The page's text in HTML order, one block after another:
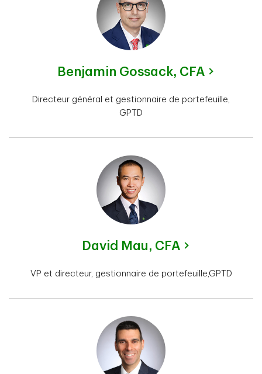
Benjamin Gossack, CFA
Directeur général et gestionnaire de portefeuille,
GPTD
David Mau, CFA
VP et directeur, gestionnaire de portefeuille,GPTD